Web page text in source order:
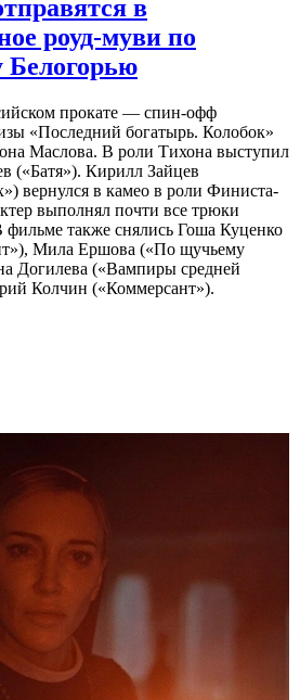
в
роуд-муви по
Белогорью
прокате — спин-офф
«Последний богатырь. Колобок»
Маслова. В роли Тихона выступил
(«Батя»). Кирилл Зайцев
вернулся в камео в роли Финиста-
выполнял почти все трюки
фильме также снялись Гоша Куценко
Мила Ершова («По щучьему
Догилева («Вампиры средней
Колчин («Коммерсант»).